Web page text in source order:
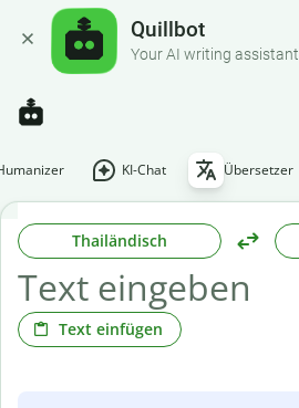
Quillbot
Your AI writing assistant
KI-Chat Übersetzer
Thailändisch
Text einfügen